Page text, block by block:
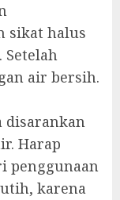
sikat halus
Setelah
air bersih.
disarankan
Harap
penggunaan
karena